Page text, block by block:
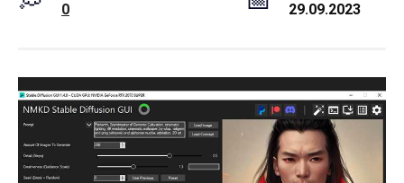
0 29.09.2023